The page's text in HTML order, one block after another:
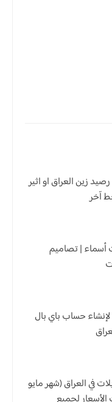
زين العراق او اثير
آخر
أسماء | تصاميم
حساب باي بال
في العراق (شهر مايو